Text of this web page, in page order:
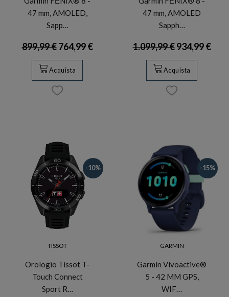
47 mm, AMOLED,
Sapp…
899,99 €764,99 €
Acquista
47 mm, AMOLED
Sapph…
1.099,99 €934,99 €
Acquista
-10%
TISSOT
Orologio Tissot T-
Touch Connect
Sport R…
-15%
GARMIN
Garmin Vívoactive®
5 - 42 MM GPS,
WIF…